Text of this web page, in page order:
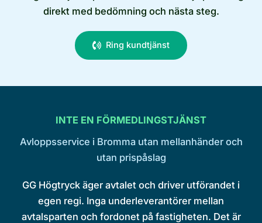
direkt med bedömning och nästa steg.
Ring kundtjänst
INTE EN FÖRMEDLINGSTJÄNST
Avloppsservice i Bromma utan mellanhänder och
utan prispåslag
GG Högtryck äger avtalet och driver utförandet i
egen regi. Inga underleverantörer mellan
avtalsparten och fordonet på fastigheten. Det är